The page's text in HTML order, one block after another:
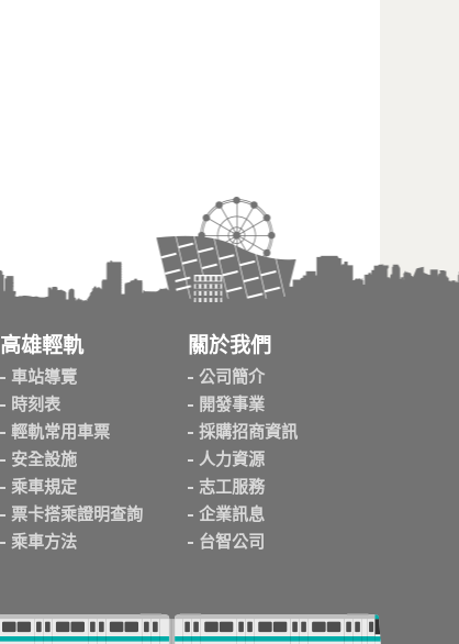
高雄輕軌
車站導覽
時刻表
輕軌常用車票
安全設施
乘車規定
票卡搭乘證明查詢
乘車方法
關於我們
公司簡介
開發事業
採購招商資訊
人力資源
志工服務
企業訊息
台智公司